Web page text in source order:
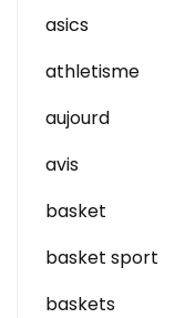
asics
athletisme
aujourd
avis
basket
basket sport
baskets